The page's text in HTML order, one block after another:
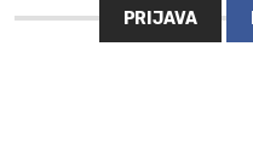
PRIJAVA